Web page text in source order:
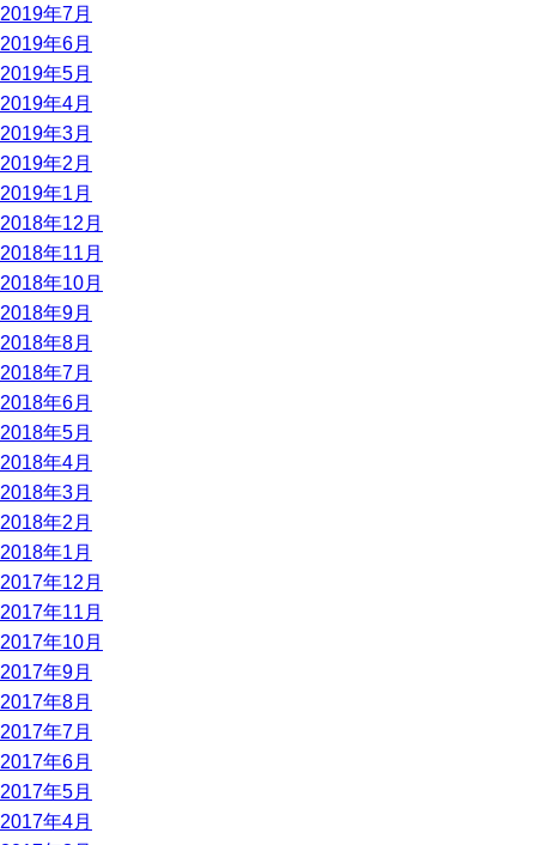
2019年7月
2019年6月
2019年5月
2019年4月
2019年3月
2019年2月
2019年1月
2018年12月
2018年11月
2018年10月
2018年9月
2018年8月
2018年7月
2018年6月
2018年5月
2018年4月
2018年3月
2018年2月
2018年1月
2017年12月
2017年11月
2017年10月
2017年9月
2017年8月
2017年7月
2017年6月
2017年5月
2017年4月